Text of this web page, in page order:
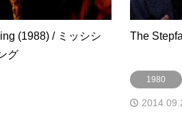
(1988) / ミッシシ
グ
The
1980